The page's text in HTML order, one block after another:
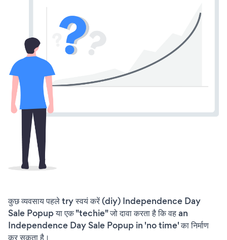
कुछ व्यवसाय पहले try स्वयं करें (diy) Independence Day
Sale Popup या एक "techie" जो दावा करता है कि वह an
Independence Day Sale Popup in 'no time' का निर्माण
कर सकता है।